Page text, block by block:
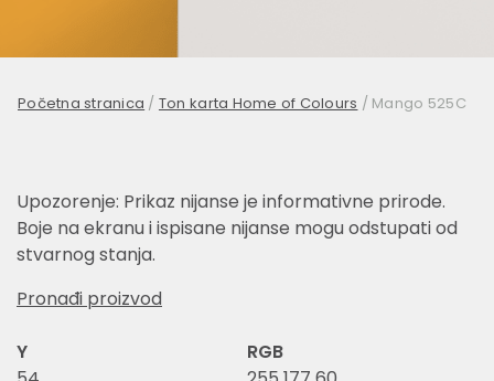
Početna stranica / Ton karta Home of Colours / Mango 525C
Upozorenje: Prikaz nijanse je informativne prirode.
Boje na ekranu i ispisane nijanse mogu odstupati od
stvarnog stanja.
Pronađi proizvod
Y
RGB